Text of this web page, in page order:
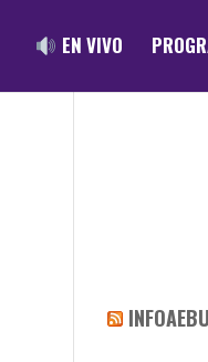
EN VIVO
INFOAEBU